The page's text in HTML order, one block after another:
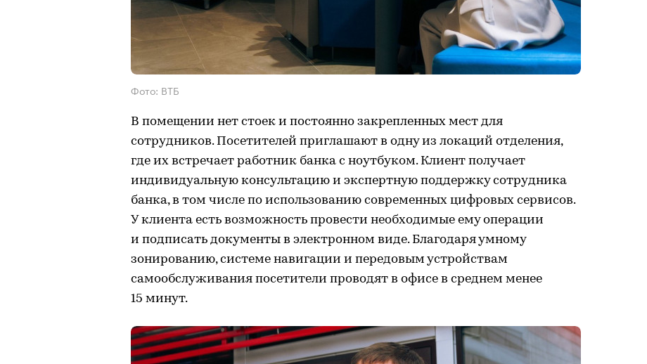
Фото: ВТБ
В помещении нет стоек и постоянно закрепленных мест для
сотрудников. Посетителей приглашают в одну из локаций отделения,
где их встречает работник банка с ноутбуком. Клиент получает
индивидуальную консультацию и экспертную поддержку сотрудника
банка, в том числе по использованию современных цифровых сервисов.
У клиента есть возможность провести необходимые ему операции
и подписать документы в электронном виде. Благодаря умному
зонированию, системе навигации и передовым устройствам
самообслуживания посетители проводят в офисе в среднем менее
15 минут.